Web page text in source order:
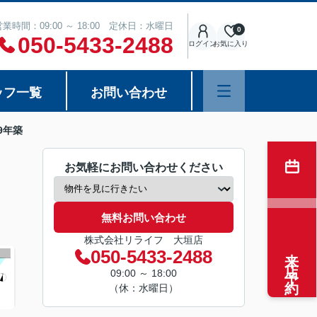
業時間：09:00 ～ 18:00 定休日：水曜日
050-5433-2488 ログインお気に入り
0
フ一覧 お問い合わせ
築
お気軽にお問い合わせください
無料お問い合わせ
株式会社リライフ 大垣店
050-5433-2488
09:00 ～ 18:00
（休：水曜日）
来店予約